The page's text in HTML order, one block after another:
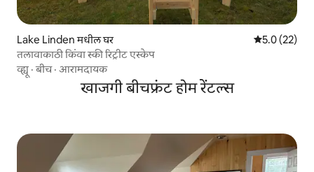
Lake Linden मधील घर 5 पैकी 5.0
5.0 (22)
तलावाकाठी किंवा स्की रिट्रीट एस्केप
व्ह्यू ·बीच· आरामदायक
खाजगी बीचफ्रंट होम रेंटल्स